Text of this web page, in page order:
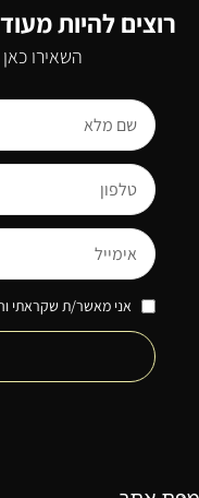
רוצים להיות
השאירו
אני מאשר/ת שקראתי